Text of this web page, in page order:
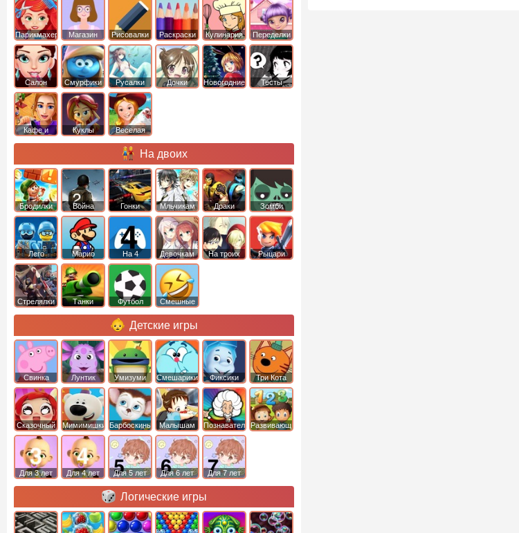
Парикмахер Магазин Рисовалки Раскраски Кулинария Переделки
Салон Смурфики Русалки Дочки Новогодние Тесты
Кафе и
Куклы
Веселая
На двоих
Бродилки Война Гонки Мльчикам Драки Зомби
Лего Марио На 4 Девочкам На троих Рыцари
Стрелялки Танки Футбол Смешные
Детские игры
Свинка
Пеппа
Лунтик Умизуми Смешарики Фиксики Три Кота
Сказочный
патруль
Мимимишки Барбоскины Малышам ПознавательныеРазвивающие
Для 3 лет Для 4 лет Для 5 лет Для 6 лет Для 7 лет
Логические игры